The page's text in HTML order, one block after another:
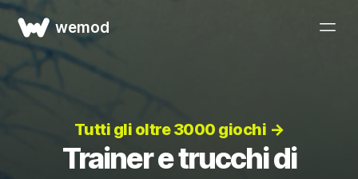
wemod
Tutti gli oltre 3000 giochi →
Trainer e trucchi di